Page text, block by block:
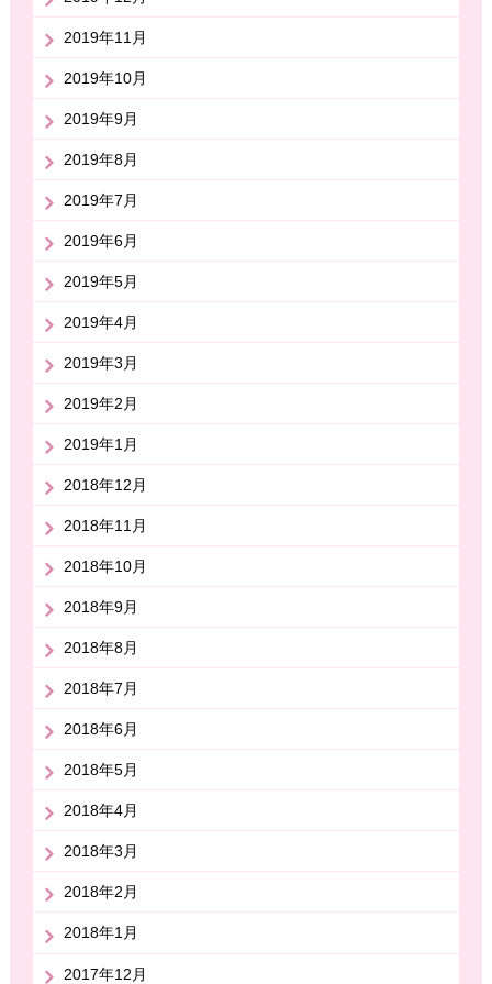
2019年11月
2019年10月
2019年9月
2019年8月
2019年7月
2019年6月
2019年5月
2019年4月
2019年3月
2019年2月
2019年1月
2018年12月
2018年11月
2018年10月
2018年9月
2018年8月
2018年7月
2018年6月
2018年5月
2018年4月
2018年3月
2018年2月
2018年1月
2017年12月